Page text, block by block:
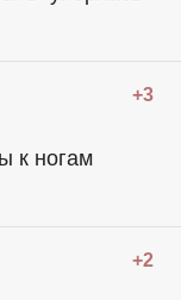
+3
к ногам
+2